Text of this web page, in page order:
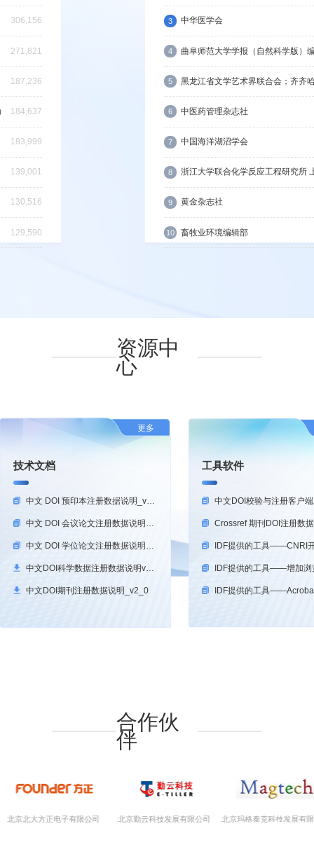
商务印书馆有限公司
306,156
271,821
187,236
184,637
183,999
139,001
130,516
129,590
3 中华医学会
4 曲阜师范大学学报（自然科学版）
5 黑龙江省文学艺术界联合会；齐齐
6 中医药管理杂志社
7 中国海洋湖沼学会
8 浙江大学联合化学反应工程研究所
9 黄金杂志社
10 畜牧业环境编辑部
资源中
心
更多
技术文档
中文 DOI 预印本注册数据说明_v1.0
中文 DOI 会议论文注册数据说明_v1.0
中文 DOI 学位论文注册数据说明_v_1.0
中文DOI科学数据注册数据说明v1_2_0
中文DOI期刊注册数据说明_v2_0
工具软件
中文DOI校验与注册客户
合作伙
伴
中国科学数据索引平台